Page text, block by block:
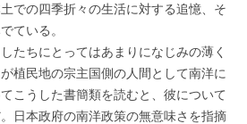
での四季折々の生活に対する追憶、そ
ている。
たちにとってはあまりになじみの薄く
植民地の宗主国側の人間として南洋に
こうした書簡類を読むと、彼について
日本政府の南洋政策の無意味さを指摘